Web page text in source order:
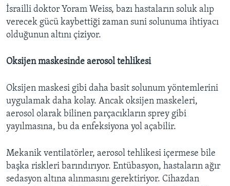
İsrailli doktor Yoram Weiss, bazı hastaların soluk alıp
verecek gücü kaybettiği zaman suni solunuma ihtiyacı
olduğunun altını çiziyor.
Oksijen maskesinde aerosol tehlikesi
Oksijen maskesi gibi daha basit solunum yöntemlerini
uygulamak daha kolay. Ancak oksijen maskeleri,
aerosol olarak bilinen parçacıkların sprey gibi
yayılmasına, bu da enfeksiyona yol açabilir.
Mekanik ventilatörler, aerosol tehlikesi içermese bile
başka riskleri barındırıyor. Entübasyon, hastaların ağır
sedasyon altına alınmasını gerektiriyor. Cihazdan